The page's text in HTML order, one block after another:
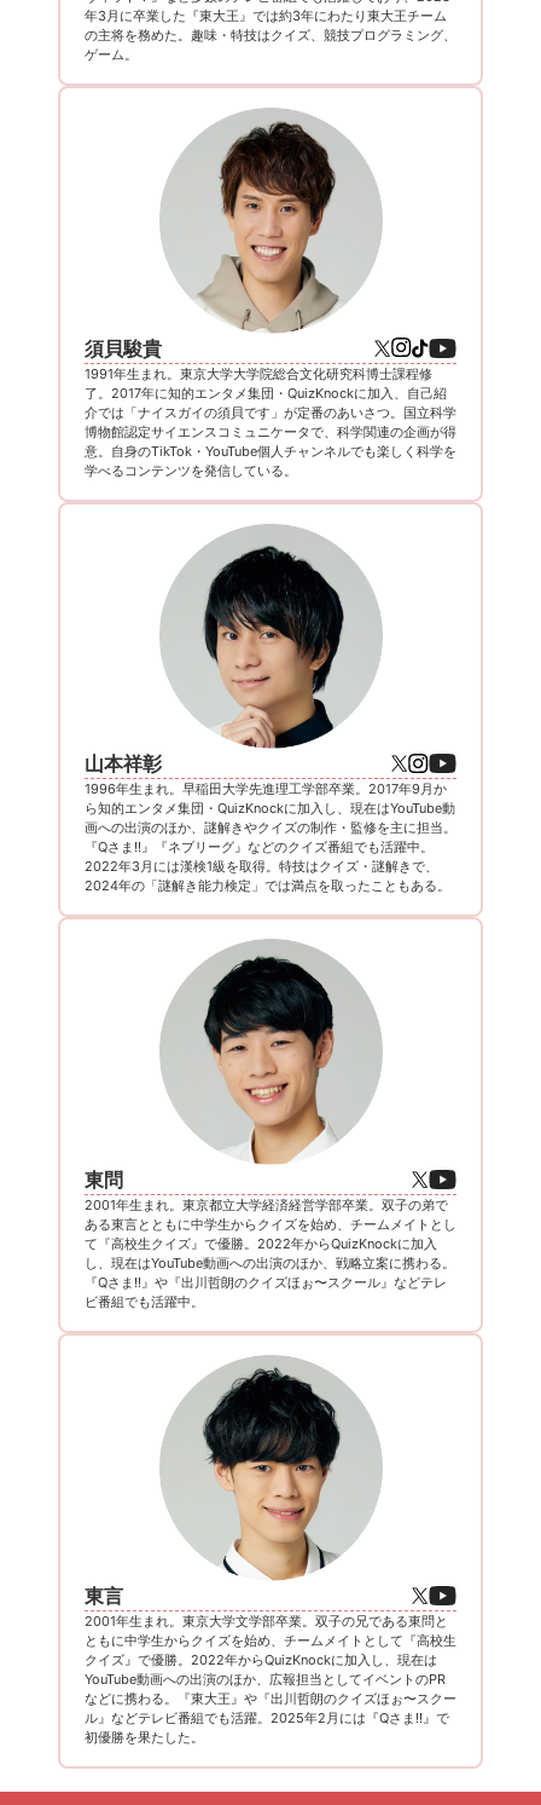
年3月に卒業した『東大王』では約3年にわたり東大王チーム
の主将を務めた。趣味・特技はクイズ、競技プログラミング、
ゲーム。
須貝駿貴
1991年生まれ。東京大学大学院総合文化研究科博士課程修
了。2017年に知的エンタメ集団・QuizKnockに加入、自己紹
介では「ナイスガイの須貝です」が定番のあいさつ。国立科学
博物館認定サイエンスコミュニケータで、科学関連の企画が得
意。自身のTikTok・YouTube個人チャンネルでも楽しく科学を
学べるコンテンツを発信している。
山本祥彰
1996年生まれ。早稲田大学先進理工学部卒業。2017年9月か
ら知的エンタメ集団・QuizKnockに加入し、現在はYouTube動
画への出演のほか、謎解きやクイズの制作・監修を主に担当。
『Qさま!!』『ネプリーグ』などのクイズ番組でも活躍中。
2022年3月には漢検1級を取得。特技はクイズ・謎解きで、
2024年の「謎解き能力検定」では満点を取ったこともある。
東問
2001年生まれ。東京都立大学経済経営学部卒業。双子の弟で
ある東言とともに中学生からクイズを始め、チームメイトとし
て『高校生クイズ』で優勝。2022年からQuizKnockに加入
し、現在はYouTube動画への出演のほか、戦略立案に携わる。
『Qさま!!』や『出川哲朗のクイズほぉ〜スクール』などテレ
ビ番組でも活躍中。
東言
2001年生まれ。東京大学文学部卒業。双子の兄である東問と
ともに中学生からクイズを始め、チームメイトとして『高校生
クイズ』で優勝。2022年からQuizKnockに加入し、現在は
YouTube動画への出演のほか、広報担当としてイベントのPR
などに携わる。『東大王』や『出川哲朗のクイズほぉ〜スクー
ル』などテレビ番組でも活躍。2025年2月には『Qさま!!』で
初優勝を果たした。